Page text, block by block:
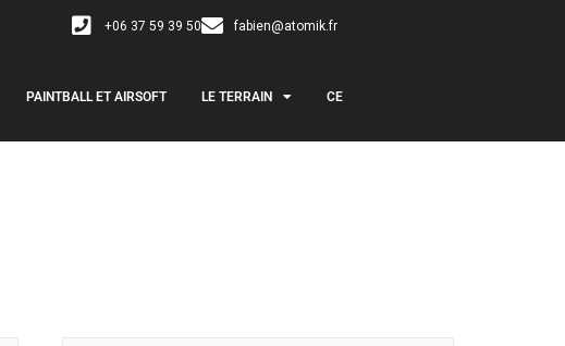
+06 37 59 39 50 fabien@atomik.fr
PAINTBALL ET AIRSOFT LE TERRAIN CE